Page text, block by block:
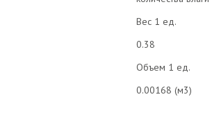
Вес 1 ед.
0.38
Объем 1 ед.
0.00168 (м3)